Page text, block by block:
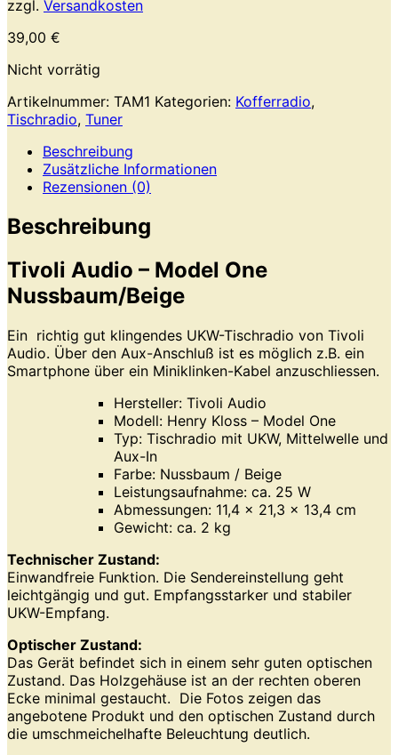
zzgl. Versandkosten
39,00 €
Nicht vorrätig
Artikelnummer: TAM1 Kategorien: Kofferradio,
Tischradio, Tuner
Beschreibung
Zusätzliche Informationen
Rezensionen (0)
Beschreibung
Tivoli Audio – Model One
Nussbaum/Beige
Ein richtig gut klingendes UKW-Tischradio von Tivoli
Audio. Über den Aux-Anschluß ist es möglich z.B. ein
Smartphone über ein Miniklinken-Kabel anzuschliessen.
Hersteller: Tivoli Audio
Modell: Henry Kloss – Model One
Typ: Tischradio mit UKW, Mittelwelle und
Aux-In
Farbe: Nussbaum / Beige
Leistungsaufnahme: ca. 25 W
Abmessungen: 11,4 x 21,3 x 13,4 cm
Gewicht: ca. 2 kg
Technischer Zustand:
Einwandfreie Funktion. Die Sendereinstellung geht
leichtgängig und gut. Empfangsstarker und stabiler
UKW-Empfang.
Optischer Zustand:
Das Gerät befindet sich in einem sehr guten optischen
Zustand. Das Holzgehäuse ist an der rechten oberen
Ecke minimal gestaucht. Die Fotos zeigen das
angebotene Produkt und den optischen Zustand durch
die umschmeichelhafte Beleuchtung deutlich.